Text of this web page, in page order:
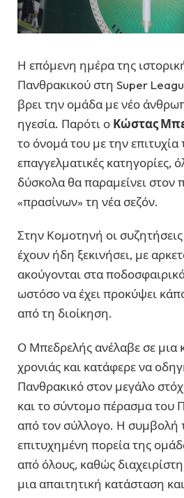
Η επόμενη ημέρα της
Πανθρακικού στη Super
βρει την ομάδα με νέο
ηγεσία. Παρότι ο Κώστας
το όνομά του με την επιτυχία
επαγγελματικές κατηγορίες,
δύσκολα θα παραμείνει στον
«πρασίνων» τη νέα σεζόν.
Στην Κομοτηνή οι
έχουν ήδη ξεκινήσει, με
ακούγονται στα
ωστόσο να έχει προκύψει
από τη διοίκηση.
Ο Μπεδρελής ανέλαβε σε μια
χρονιάς και κατάφερε να
Πανθρακικό στον μεγάλο
και το σύντομο πέρασμα του
από τον σύλλογο. Η συμβολή
επιτυχημένη πορεία της
από όλους, καθώς
μια απαιτητική κατάσταση